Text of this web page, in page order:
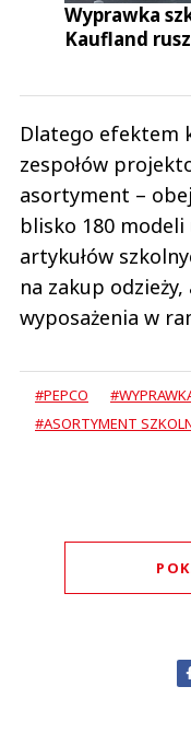
Wyprawka
Kaufland
Dlatego efektem
zespołów
asortyment –
blisko 180
artykułów
na zakup
wyposażenia w
#PEPCO
#ASORTYMENT